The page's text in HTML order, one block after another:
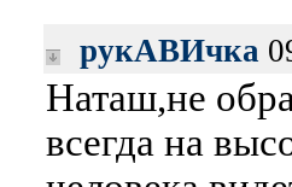
рукАВИчка
Наташ,не
всегда на